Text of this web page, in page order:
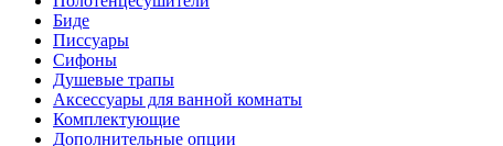
Биде
Писсуары
Сифоны
Душевые трапы
Аксессуары для ванной комнаты
Комплектующие
Дополнительные опции